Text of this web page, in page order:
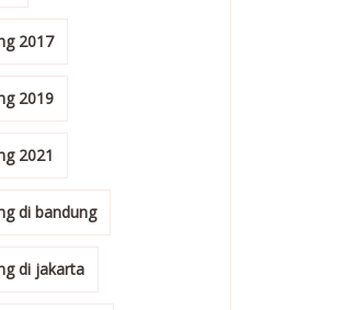
2017
2019
2021
di bandung
di jakarta